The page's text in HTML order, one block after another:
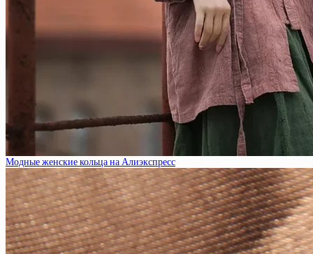
Модные женские кольца на Алиэкспресс